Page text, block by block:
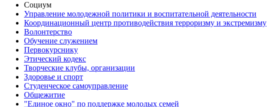
Социум
Управление молодежной политики и воспитательной деятельности
Координационный центр противодействия терроризму и экстремизму
Волонтерство
Обучение служением
Первокурснику
Этический кодекс
Творческие клубы, организации
Здоровье и спорт
Студенческое самоуправление
Общежитие
"Единое окно" по поддержке молодых семей